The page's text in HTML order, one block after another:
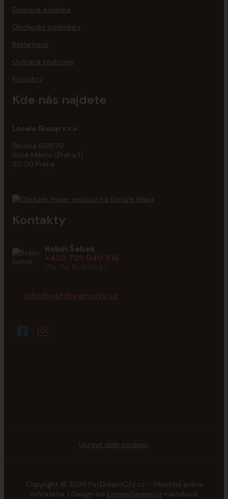
Doprava a platba
Obchodní podmínky
Reklamace
Ochrana soukromí
Kontakty
Kde nás najdete
Localo Group s.r.o.
Školská 689/20
Nové Město (Praha 1)
110 00 Praha
Kontakty
Robin Šebek
+420 739 040 516
info@petdreamcity.cz
Upravit sběr cookies.
Copyright © 2026 PetDreamCity.cz – Všechna práva
vyhrazena. | Design od EmpireDesign.cz nakódoval